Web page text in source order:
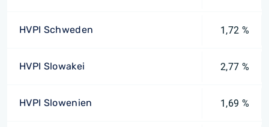
HVPI Schweden 1,72 %
HVPI Slowakei 2,77 %
HVPI Slowenien 1,69 %